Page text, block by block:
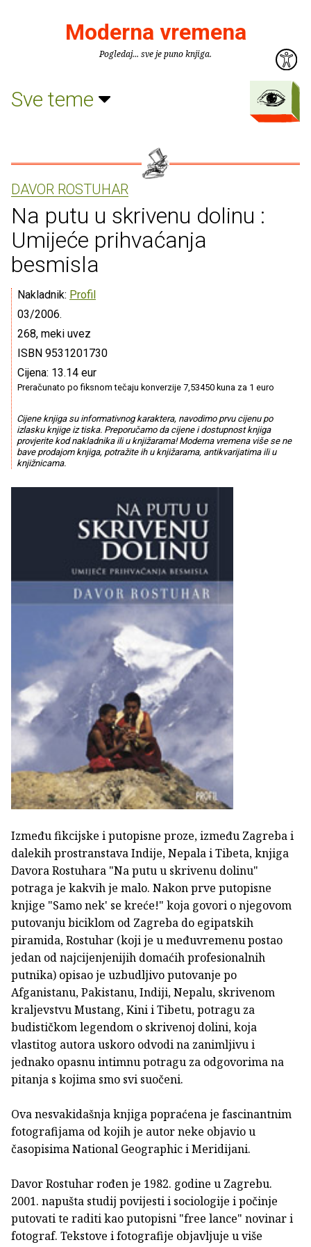
Moderna vremena
Pogledaj... sve je puno knjiga.
Sve teme
DAVOR ROSTUHAR
Na putu u skrivenu dolinu :
Umijeće prihvaćanja
besmisla
Nakladnik: Profil
03/2006.
268, meki uvez
ISBN 9531201730
Cijena: 13.14 eur
Preračunato po fiksnom tečaju konverzije 7,53450 kuna za 1 euro
Cijene knjiga su informativnog karaktera, navodimo prvu cijenu po
izlasku knjige iz tiska. Preporučamo da cijene i dostupnost knjiga
provjerite kod nakladnika ili u knjižarama! Moderna vremena više se ne
bave prodajom knjiga, potražite ih u knjižarama, antikvarijatima ili u
knjižnicama.
Između fikcijske i putopisne proze, između Zagreba i
dalekih prostranstava Indije, Nepala i Tibeta, knjiga
Davora Rostuhara "Na putu u skrivenu dolinu"
potraga je kakvih je malo. Nakon prve putopisne
knjige "Samo nek' se kreće!" koja govori o njegovom
putovanju biciklom od Zagreba do egipatskih
piramida, Rostuhar (koji je u međuvremenu postao
jedan od najcijenjenijih domaćih profesionalnih
putnika) opisao je uzbudljivo putovanje po
Afganistanu, Pakistanu, Indiji, Nepalu, skrivenom
kraljevstvu Mustang, Kini i Tibetu, potragu za
budističkom legendom o skrivenoj dolini, koja
vlastitog autora uskoro odvodi na zanimljivu i
jednako opasnu intimnu potragu za odgovorima na
pitanja s kojima smo svi suočeni.
Ova nesvakidašnja knjiga popraćena je fascinantnim
fotografijama od kojih je autor neke objavio u
časopisima National Geographic i Meridijani.
Davor Rostuhar rođen je 1982. godine u Zagrebu.
2001. napušta studij povijesti i sociologije i počinje
putovati te raditi kao putopisni "free lance" novinar i
fotograf. Tekstove i fotografije objavljuje u više